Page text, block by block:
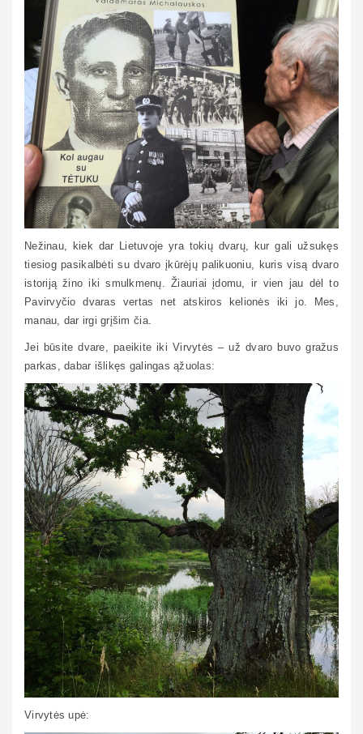
Nežinau, kiek dar Lietuvoje yra tokių dvarų, kur gali užsukęs
tiesiog pasikalbėti su dvaro įkūrėjų palikuoniu, kuris visą dvaro
istoriją žino iki smulkmenų. Žiauriai įdomu, ir vien jau dėl to
Pavirvyčio dvaras vertas net atskiros kelionės iki jo. Mes,
manau, dar irgi grįšim čia.
Jei būsite dvare, paeikite iki Virvytės – už dvaro buvo gražus
parkas, dabar išlikęs galingas ąžuolas:
Virvytės upė: